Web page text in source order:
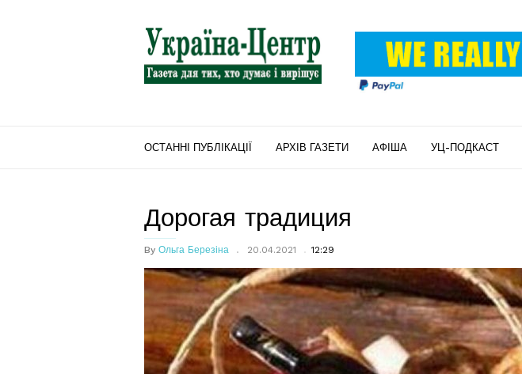
"Україна-
Центр"
ОСТАННІ ПУБЛІКАЦІЇ АРХІВ ГАЗЕТИ АФІША УЦ-ПОДКАСТ
Дорогая традиция
By Ольга Березіна 20.04.2021 12:29